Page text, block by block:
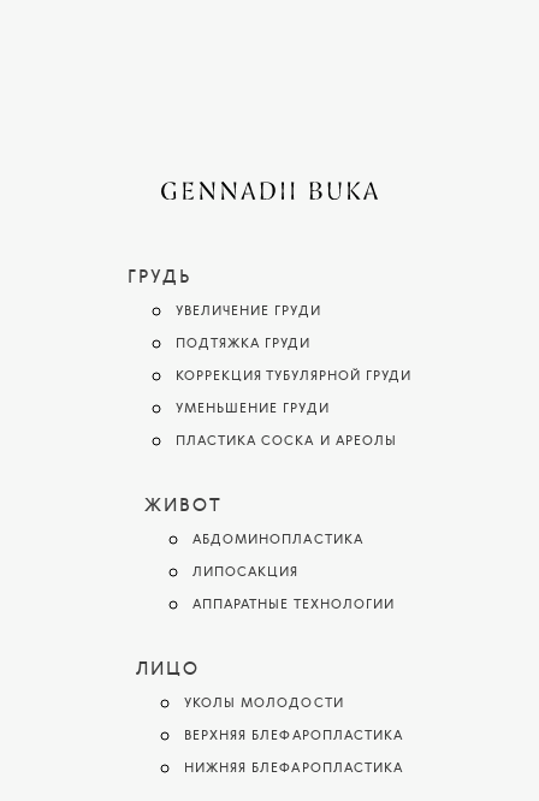
ГРУДЬ
УВЕЛИЧЕНИЕ ГРУДИ
ПОДТЯЖКА ГРУДИ
КОРРЕКЦИЯ ТУБУЛЯРНОЙ ГРУДИ
УМЕНЬШЕНИЕ ГРУДИ
ПЛАСТИКА СОСКА И АРЕОЛЫ
ЖИВОТ
АБДОМИНОПЛАСТИКА
ЛИПОСАКЦИЯ
АППАРАТНЫЕ ТЕХНОЛОГИИ
ЛИЦО
УКОЛЫ МОЛОДОСТИ
ВЕРХНЯЯ БЛЕФАРОПЛАСТИКА
НИЖНЯЯ БЛЕФАРОПЛАСТИКА